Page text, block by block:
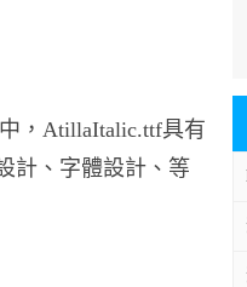
，AtillaItalic.ttf具有
計、字體設計、等